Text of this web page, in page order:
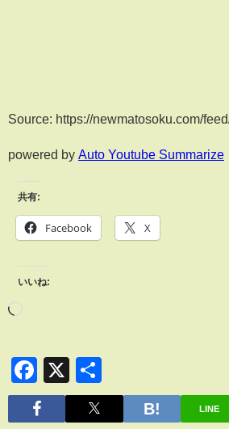
Source: https://newmatosoku.com/
powered by Auto Youtube Summarize
共有:
Facebook X
いいね:
Facebook
X
有
LINE